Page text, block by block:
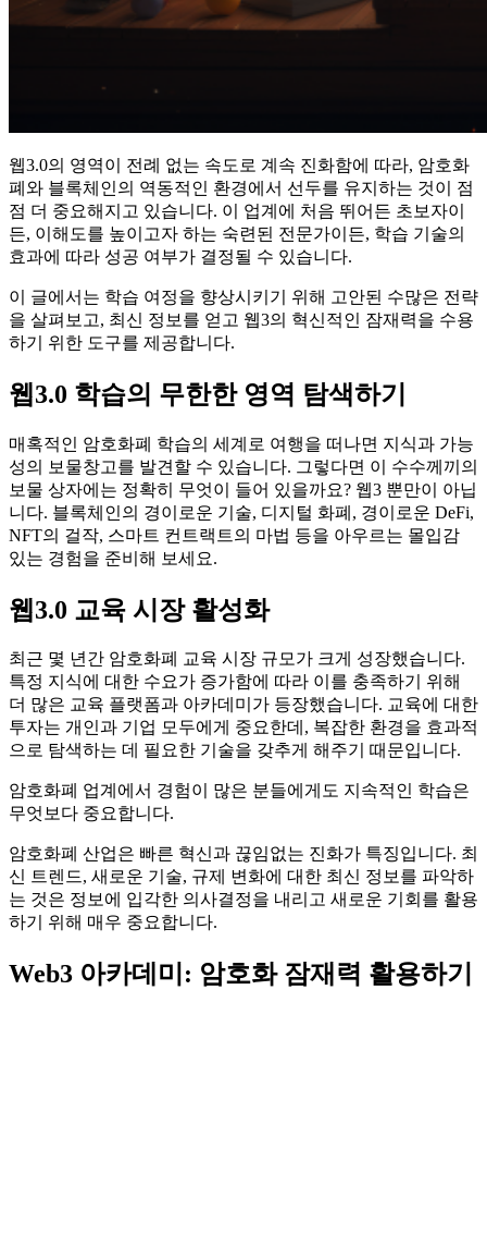
웹3.0의 영역이 전례 없는 속도로 계속 진화함에 따라, 암호화
폐와 블록체인의 역동적인 환경에서 선두를 유지하는 것이 점
점 더 중요해지고 있습니다. 이 업계에 처음 뛰어든 초보자이
든, 이해도를 높이고자 하는 숙련된 전문가이든, 학습 기술의
효과에 따라 성공 여부가 결정될 수 있습니다.
이 글에서는 학습 여정을 향상시키기 위해 고안된 수많은 전략
을 살펴보고, 최신 정보를 얻고 웹3의 혁신적인 잠재력을 수용
하기 위한 도구를 제공합니다.
웹3.0 학습의 무한한 영역 탐색하기
매혹적인 암호화폐 학습의 세계로 여행을 떠나면 지식과 가능
성의 보물창고를 발견할 수 있습니다. 그렇다면 이 수수께끼의
보물 상자에는 정확히 무엇이 들어 있을까요? 웹3 뿐만이 아닙
니다. 블록체인의 경이로운 기술, 디지털 화폐, 경이로운 DeFi,
NFT의 걸작, 스마트 컨트랙트의 마법 등을 아우르는 몰입감
있는 경험을 준비해 보세요.
웹3.0 교육 시장 활성화
최근 몇 년간 암호화폐 교육 시장 규모가 크게 성장했습니다.
특정 지식에 대한 수요가 증가함에 따라 이를 충족하기 위해
더 많은 교육 플랫폼과 아카데미가 등장했습니다. 교육에 대한
투자는 개인과 기업 모두에게 중요한데, 복잡한 환경을 효과적
으로 탐색하는 데 필요한 기술을 갖추게 해주기 때문입니다.
암호화폐 업계에서 경험이 많은 분들에게도 지속적인 학습은
무엇보다 중요합니다.
암호화폐 산업은 빠른 혁신과 끊임없는 진화가 특징입니다. 최
신 트렌드, 새로운 기술, 규제 변화에 대한 최신 정보를 파악하
는 것은 정보에 입각한 의사결정을 내리고 새로운 기회를 활용
하기 위해 매우 중요합니다.
Web3 아카데미: 암호화 잠재력 활용하기